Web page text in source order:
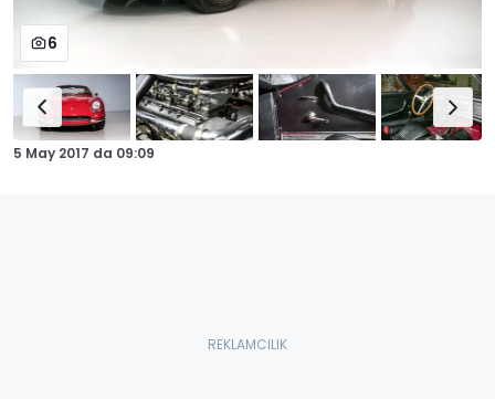
6
5 May 2017 da 09:09